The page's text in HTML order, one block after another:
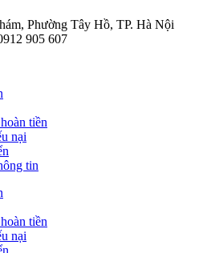
Phường Tây Hồ, TP. Hà Nội
905 607
tiền
nại
tin
tiền
nại